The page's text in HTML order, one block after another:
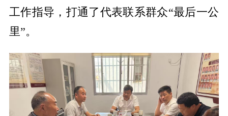
工作指导，打通了代表联系群众“最后一公
里”。